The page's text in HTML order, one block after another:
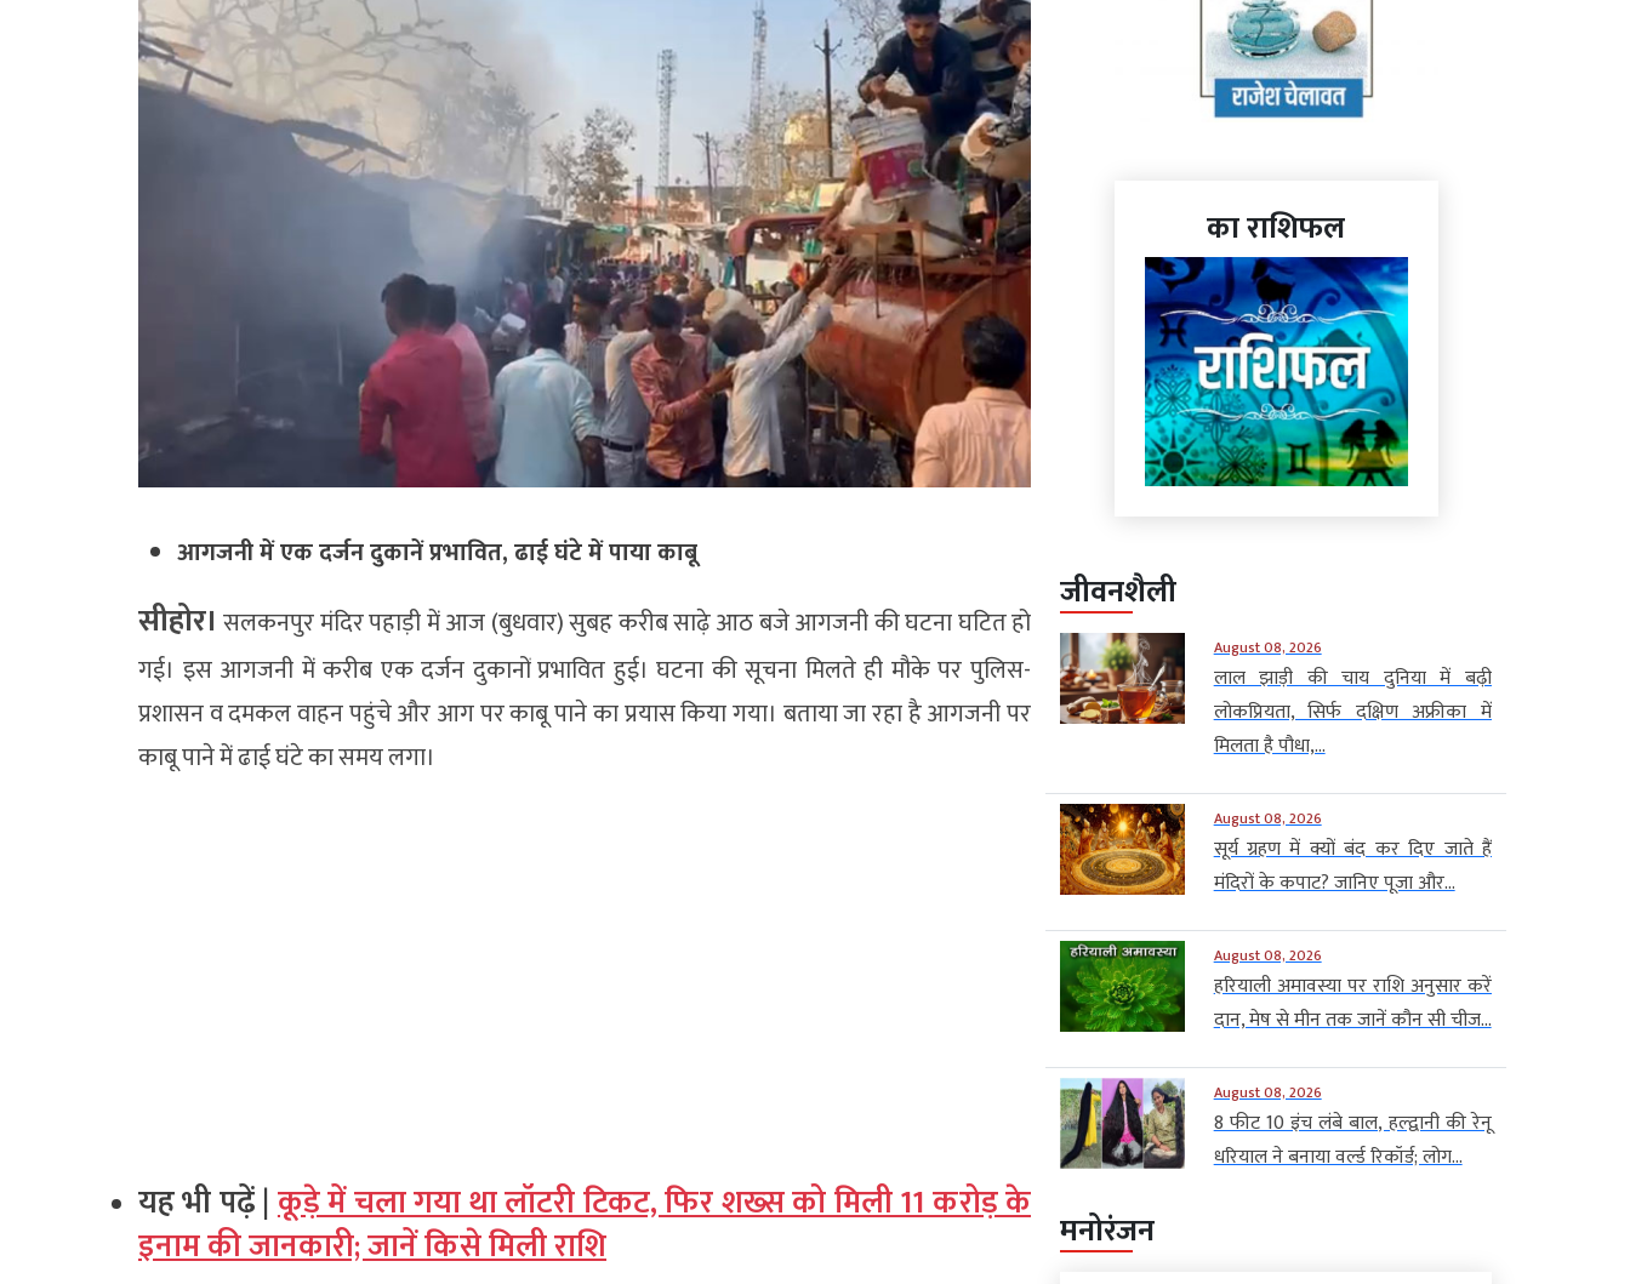
आगजनी में एक दर्जन दुकानें प्रभावित, ढाई घंटे में पाया काबू
सीहोर। सलकनपुर मंदिर पहाड़ी में आज (बुधवार) सुबह करीब साढ़े आठ बजे आगजनी की घटना घटित हो
गई। इस आगजनी में करीब एक दर्जन दुकानों प्रभावित हुई। घटना की सूचना मिलते ही मौके पर पुलिस-
प्रशासन व दमकल वाहन पहुंचे और आग पर काबू पाने का प्रयास किया गया। बताया जा रहा है आगजनी पर
काबू पाने में ढाई घंटे का समय लगा।
यह भी पढ़ें |कूड़े में चला गया था लॉटरी टिकट, फिर शख्स को मिली 11 करोड़ के
इनाम की जानकारी; जानें किसे मिली राशि
का राशिफल
जीवनशैली
August 08, 2026
लाल झाड़ी की चाय दुनिया में बढ़ी
लोकप्रियता, सिर्फ दक्षिण अफ्रीका में
मिलता है पौधा,...
August 08, 2026
सूर्य ग्रहण में क्यों बंद कर दिए जाते हैं
मंदिरों के कपाट? जानिए पूजा और...
August 08, 2026
हरियाली अमावस्या पर राशि अनुसार करें
दान, मेष से मीन तक जानें कौन सी चीज...
August 08, 2026
8 फीट 10 इंच लंबे बाल, हल्द्वानी की रेनू
धरियाल ने बनाया वर्ल्ड रिकॉर्ड; लोग...
मनोरंजन